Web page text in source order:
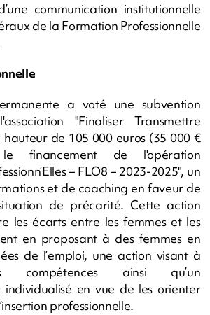
communication institutionnelle
de la Formation Professionnelle
a voté une subvention
"Finaliser Transmettre
de 105 000 euros (35 000 €
financement de l'opération
– FLO8 – 2023-2025", un
et de coaching en faveur de
de précarité. Cette action
les écarts entre les femmes et les
en proposant à des femmes en
de l’emploi, une action visant à
compétences ainsi qu’un
individualisé en vue de les orienter
professionnelle.